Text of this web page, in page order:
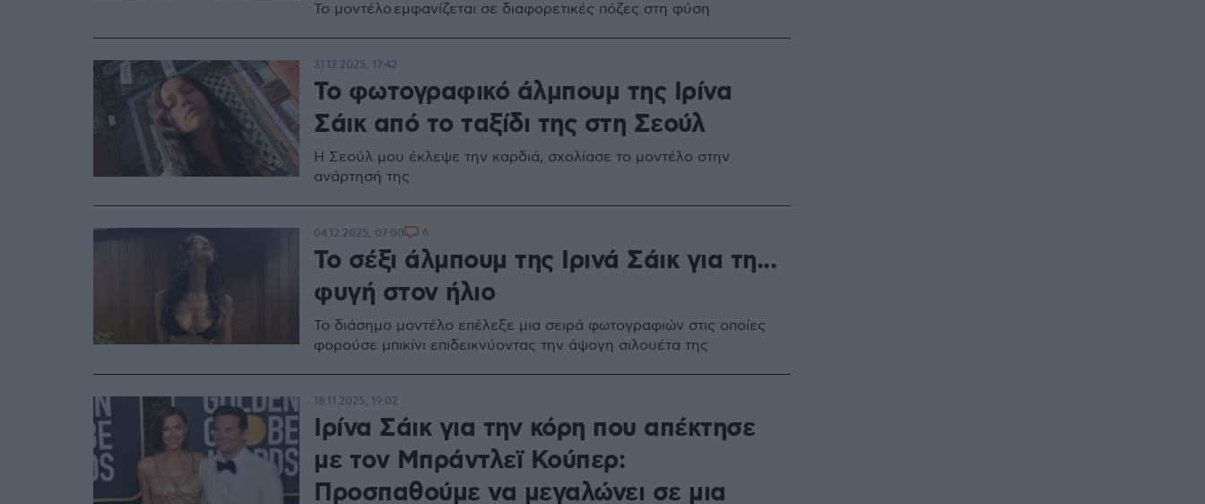
Το μοντέλο εμφανίζεται σε διαφορετικές πόζες στη φύση
Το φωτογραφικό άλμπουμ της Ιρίνα
Σάικ από το ταξίδι της στη Σεούλ
Η Σεούλ μου έκλεψε την καρδιά, σχολίασε το μοντέλο στην
ανάρτησή της
31.12.2025, 17:42
To σέξι άλμπουμ της Ιρινά Σάικ για τη...
φυγή στον ήλιο
Το διάσημο μοντέλο επέλεξε μια σειρά φωτογραφιών στις οποίες
φορούσε μπικίνι επιδεικνύοντας την άψογη σιλουέτα της
04.12.2025, 07:00 6
Ιρίνα Σάικ για την κόρη που απέκτησε
με τον Μπράντλεϊ Κούπερ:
Προσπαθούμε να μεγαλώνει σε μια
18.11.2025, 19:02